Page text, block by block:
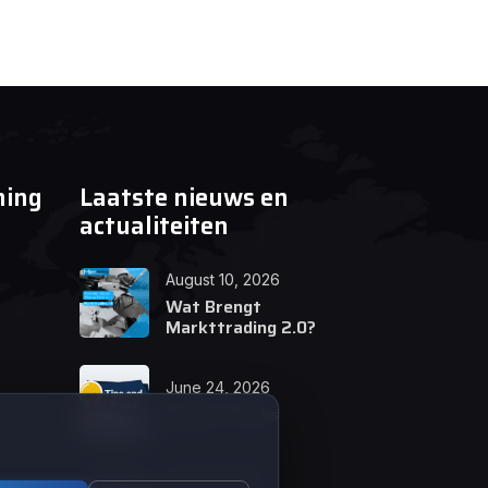
Laatste nieuws en
actualiteiten
August 10, 2026
Wat Brengt
Markttrading 2.0?
June 24, 2026